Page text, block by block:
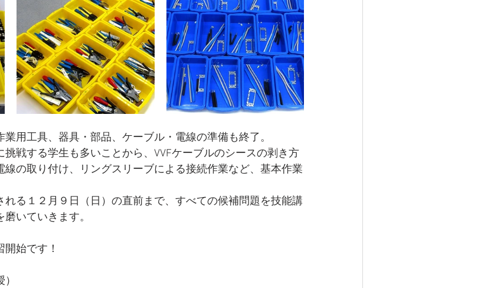
用工具、器具・部品、ケーブル・電線の準備も終了。
戦する学生も多いことから、VVFケーブルのシースの剥き方
の取り付け、リングスリーブによる接続作業など、基本作業
る１２月９日（日）の直前まで、すべての候補問題を技能講
いていきます。
始です！